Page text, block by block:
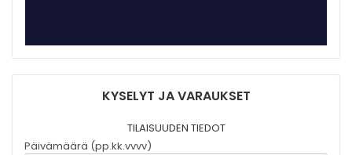
KYSELYT JA VARAUKSET
TILAISUUDEN TIEDOT
Päivämäärä (pp.kk.vvvv)